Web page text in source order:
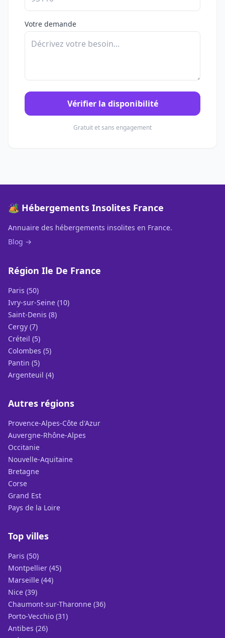
Votre demande
Vérifier la disponibilité
Gratuit et sans engagement
🏕️ Hébergements Insolites France
Annuaire des hébergements insolites en France.
Blog →
Région Ile De France
Paris (50)
Ivry-sur-Seine (10)
Saint-Denis (8)
Cergy (7)
Créteil (5)
Colombes (5)
Pantin (5)
Argenteuil (4)
Autres régions
Provence-Alpes-Côte d'Azur
Auvergne-Rhône-Alpes
Occitanie
Nouvelle-Aquitaine
Bretagne
Corse
Grand Est
Pays de la Loire
Top villes
Paris (50)
Montpellier (45)
Marseille (44)
Nice (39)
Chaumont-sur-Tharonne (36)
Porto-Vecchio (31)
Antibes (26)